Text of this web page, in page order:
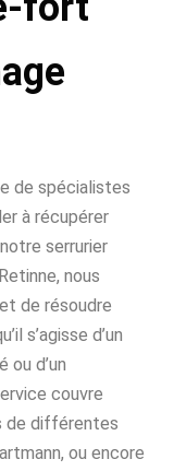
de spécialistes
à récupérer
serrurier
nous
de résoudre
s’agisse d’un
ou d’un
couvre
de différentes
ou encore